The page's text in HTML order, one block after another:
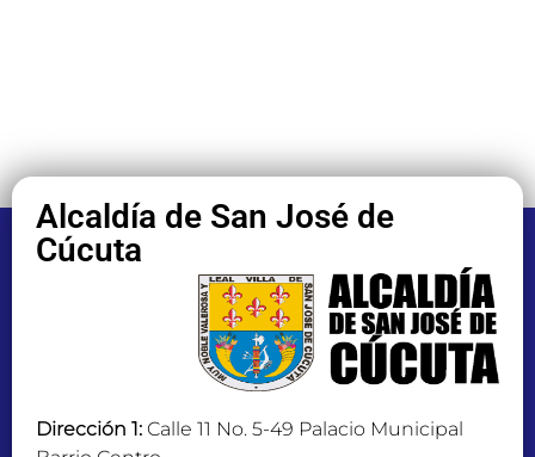
Alcaldía de San José de
Cúcuta
Dirección 1: Calle 11 No. 5-49 Palacio Municipal